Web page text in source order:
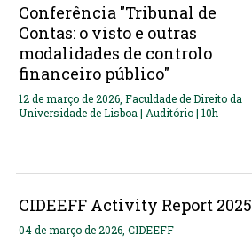
Conferência "Tribunal de
Contas: o visto e outras
modalidades de controlo
financeiro público"
12 de março de 2026, Faculdade de Direito da
Universidade de Lisboa | Auditório | 10h
CIDEEFF Activity Report 2025
04 de março de 2026, CIDEEFF